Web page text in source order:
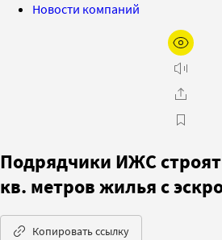
Новости компаний
Подрядчики ИЖС строят
кв. метров жилья с
Копировать ссылку